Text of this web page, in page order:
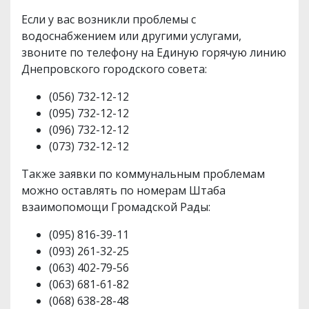
Если у вас возникли проблемы с
водоснабжением или другими услугами,
звоните по телефону на Единую горячую линию
Днепровского городского совета:
(056) 732-12-12
(095) 732-12-12
(096) 732-12-12
(073) 732-12-12
Также заявки по коммунальным проблемам
можно оставлять по номерам Штаба
взаимопомощи Громадской Рады:
(095) 816-39-11
(093) 261-32-25
(063) 402-79-56
(063) 681-61-82
(068) 638-28-48